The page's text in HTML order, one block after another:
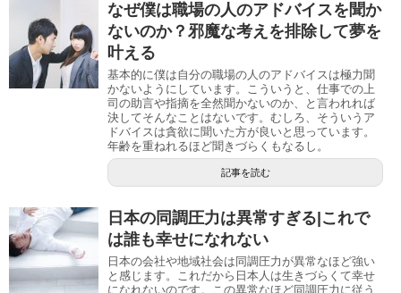
なぜ僕は職場の人のアドバイスを聞か
ないのか？邪魔な考えを排除して夢を
叶える
基本的に僕は自分の職場の人のアドバイスは極力聞
かないようにしています。こういうと、仕事での上
司の助言や指摘を全然聞かないのか、と言われれば
決してそんなことはないです。むしろ、そういうア
ドバイスは貪欲に聞いた方が良いと思っています。
年齢を重ねれるほど聞きづらくもなるし。
記事を読む
日本の同調圧力は異常すぎる|これで
は誰も幸せになれない
日本の会社や地域社会は同調圧力が異常なほど強い
と感じます。これだから日本人は生きづらくて幸せ
になれないのです。この異常なほど同調圧力に従う